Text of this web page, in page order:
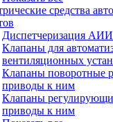
средства
Диспетчеризация
Клапаны для
вентиляционных
Клапаны поворотные
приводы к ним
Клапаны
приводы к ним